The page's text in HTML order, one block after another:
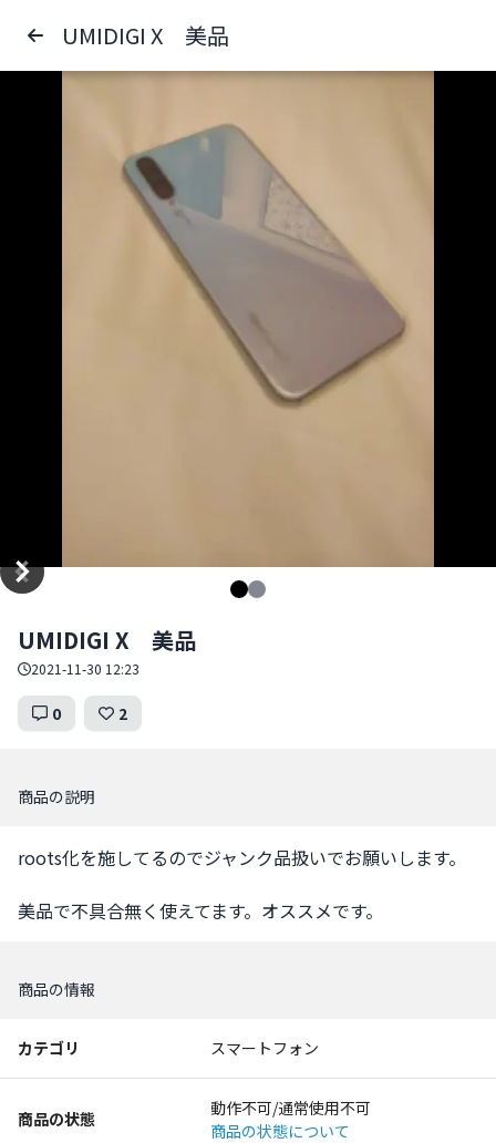
UMIDIGI X 美品
UMIDIGI X 美品
2021-11-30 12:23
0 2
商品の説明
roots化を施してるのでジャンク品扱いでお願いします。
美品で不具合無く使えてます。オススメです。
商品の情報
カテゴリ スマートフォン
商品の状態
動作不可/通常使用不可
商品の状態について